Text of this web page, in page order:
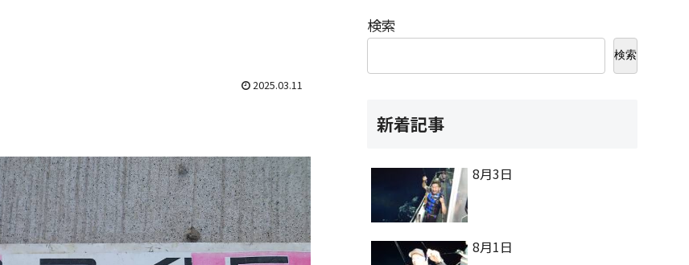
2025.03.11
検索
検索
新着記事
8月3日
8月1日